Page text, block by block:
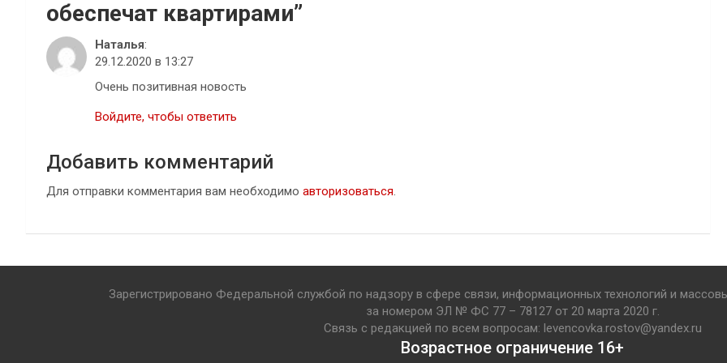
обеспечат квартирами”
Наталья:
29.12.2020 в 13:27
Очень позитивная новость
Войдите, чтобы ответить
Добавить комментарий
Для отправки комментария вам необходимо авторизоваться.
Зарегистрировано Федеральной службой по надзору в сфере связи, информационных технологий и
за номером ЭЛ № ФС 77 – 78127 от 20 марта 2020 г.
Связь с редакцией по всем вопросам: levencovka.rostov@yandex.ru
Возрастное ограничение 16+